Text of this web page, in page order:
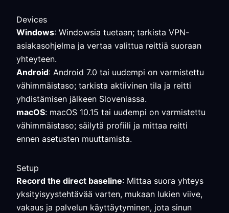
Devices
Windows: Windowsia tuetaan; tarkista VPN-
asiakasohjelma ja vertaa valittua reittiä suoraan
yhteyteen.
Android: Android 7.0 tai uudempi on varmistettu
vähimmäistaso; tarkista aktiivinen tila ja reitti
yhdistämisen jälkeen Sloveniassa.
macOS: macOS 10.15 tai uudempi on varmistettu
vähimmäistaso; säilytä profiili ja mittaa reitti
ennen asetusten muuttamista.
Setup
Record the direct baseline: Mittaa suora yhteys
yksityisyystehtävää varten, mukaan lukien viive,
vakaus ja palvelun käyttäytyminen, jota sinun